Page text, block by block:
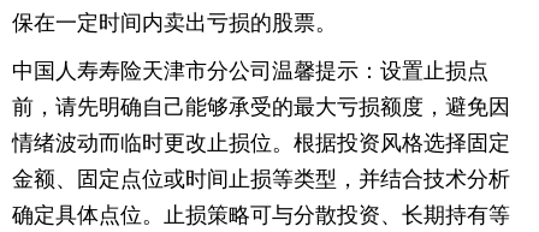
保在一定时间内卖出亏损的股票。
中国人寿寿险天津市分公司温馨提示：设置止损点
前，请先明确自己能够承受的最大亏损额度，避免因
情绪波动而临时更改止损位。根据投资风格选择固定
金额、固定点位或时间止损等类型，并结合技术分析
确定具体点位。止损策略可与分散投资、长期持有等